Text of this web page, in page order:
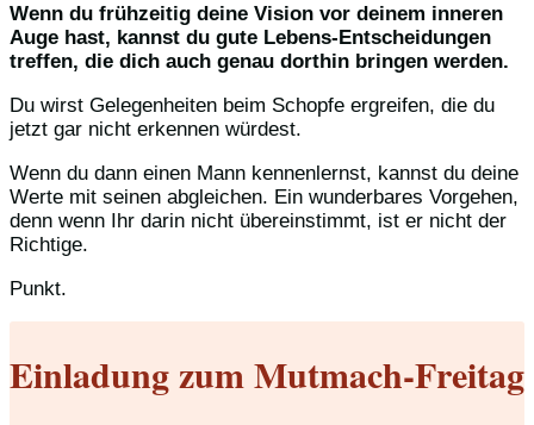
Wenn du frühzeitig deine Vision vor deinem inneren
Auge hast, kannst du gute Lebens-Entscheidungen
treffen, die dich auch genau dorthin bringen werden.
Du wirst Gelegenheiten beim Schopfe ergreifen, die du
jetzt gar nicht erkennen würdest.
Wenn du dann einen Mann kennenlernst, kannst du deine
Werte mit seinen abgleichen. Ein wunderbares Vorgehen,
denn wenn Ihr darin nicht übereinstimmt, ist er nicht der
Richtige.
Punkt.
Einladung zum Mutmach-Freitag